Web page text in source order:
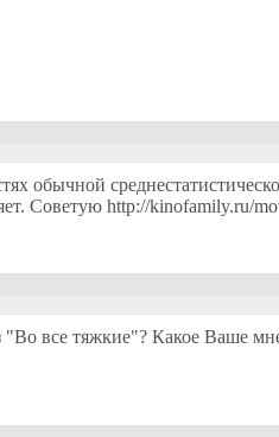
обычной
Советую http://kinofamily.ru/
"Во все тяжкие"? Какое Ваше